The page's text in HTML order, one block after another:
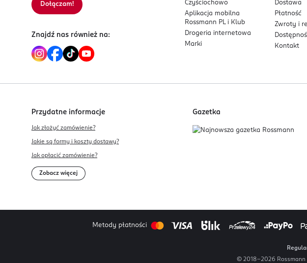
Dołączam!
Znajdź nas również na:
Czyściochowo
Aplikacja mobilna
Rossmann PL i Klub
Drogeria internetowa
Marki
Dostawa
Płatność
Zwroty i
Kontakt
Przydatne informacje
Jak złożyć zamówienie?
Jakie są formy i koszty dostawy?
Jak opłacić zamówienie?
Zobacz więcej
Gazetka
Metody płatności
© 2018-2026